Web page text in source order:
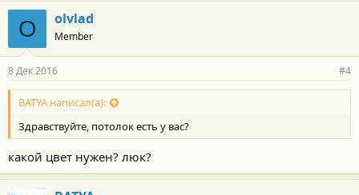
O olvlad
Member
8 Дек 2016 #4
BATYA написал(а):
Здравствуйте, потолок есть у вас?
какой цвет нужен? люк?